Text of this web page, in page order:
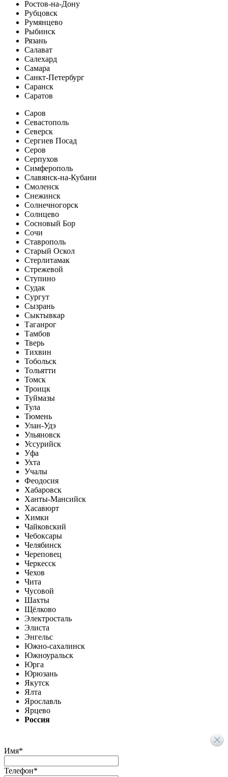
Ростов-на-Дону
Рубцовск
Румянцево
Рыбинск
Рязань
Салават
Салехард
Самара
Санкт-Петербург
Саранск
Саратов
Саров
Севастополь
Северск
Сергиев Посад
Серов
Серпухов
Симферополь
Славянск-на-Кубани
Смоленск
Снежинск
Солнечногорск
Солнцево
Сосновый Бор
Сочи
Ставрополь
Старый Оскол
Стерлитамак
Стрежевой
Ступино
Судак
Сургут
Сызрань
Сыктывкар
Таганрог
Тамбов
Тверь
Тихвин
Тобольск
Тольятти
Томск
Троицк
Туймазы
Тула
Тюмень
Улан-Удэ
Ульяновск
Уссурийск
Уфа
Ухта
Учалы
Феодосия
Хабаровск
Ханты-Мансийск
Хасавюрт
Химки
Чайковский
Чебоксары
Челябинск
Череповец
Черкесск
Чехов
Чита
Чусовой
Шахты
Щёлково
Электросталь
Элиста
Энгельс
Южно-сахалинск
Южноуральск
Юрга
Юрюзань
Якутск
Ялта
Ярославль
Ярцево
Россия
Имя*
Телефон*